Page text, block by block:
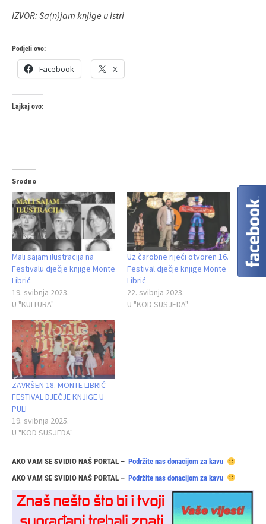
IZVOR: Sa(n)jam knjige u Istri
Podjeli ovo:
Facebook X
Lajkaj ovo:
Srodno
Mali sajam ilustracija na
Festivalu dječje knjige Monte
Librić
19. svibnja 2023.
U "KULTURA"
Uz čarobne riječi otvoren 16.
Festival dječje knjige Monte
Librić
22. svibnja 2023.
U "KOD SUSJEDA"
ZAVRŠEN 18. MONTE LIBRIĆ –
FESTIVAL DJEČJE KNJIGE U
PULI
19. svibnja 2025.
U "KOD SUSJEDA"
AKO VAM SE SVIDIO NAŠ PORTAL – Podržite nas donacijom za kavu
AKO VAM SE SVIDIO NAŠ PORTAL – Podržite nas donacijom za kavu